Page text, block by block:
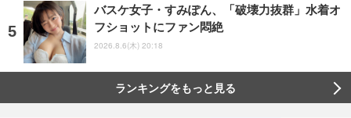
バスケ女子・すみぽん、「破壊力抜群」水着オ
フショットにファン悶絶
2026.8.6(木) 20:18
ランキングをもっと見る